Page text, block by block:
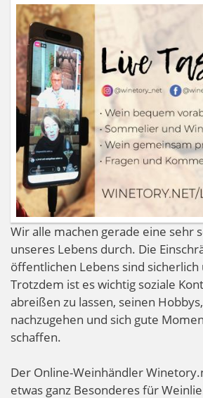
Wir alle machen gerade eine sehr
unseres Lebens durch. Die
öffentlichen Lebens sind
Trotzdem ist es wichtig soziale
abreißen zu lassen, seinen
nachzugehen und sich gute
schaffen.
Der Online-Weinhändler
etwas ganz Besonderes für